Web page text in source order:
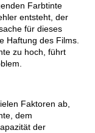
Farbtinte
entsteht, der
für dieses
Haftung des Films.
zu hoch, führt
Faktoren ab,
dem
der